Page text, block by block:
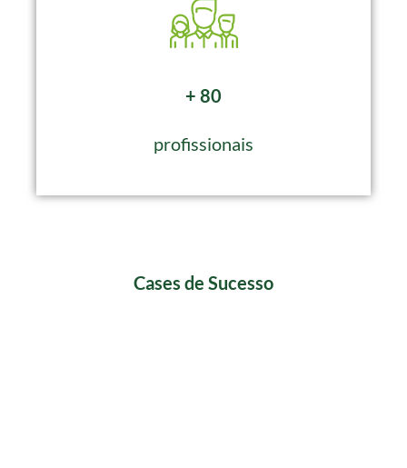
+ 80
profissionais
Cases de Sucesso